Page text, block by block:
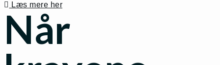
Læs mere her
Når